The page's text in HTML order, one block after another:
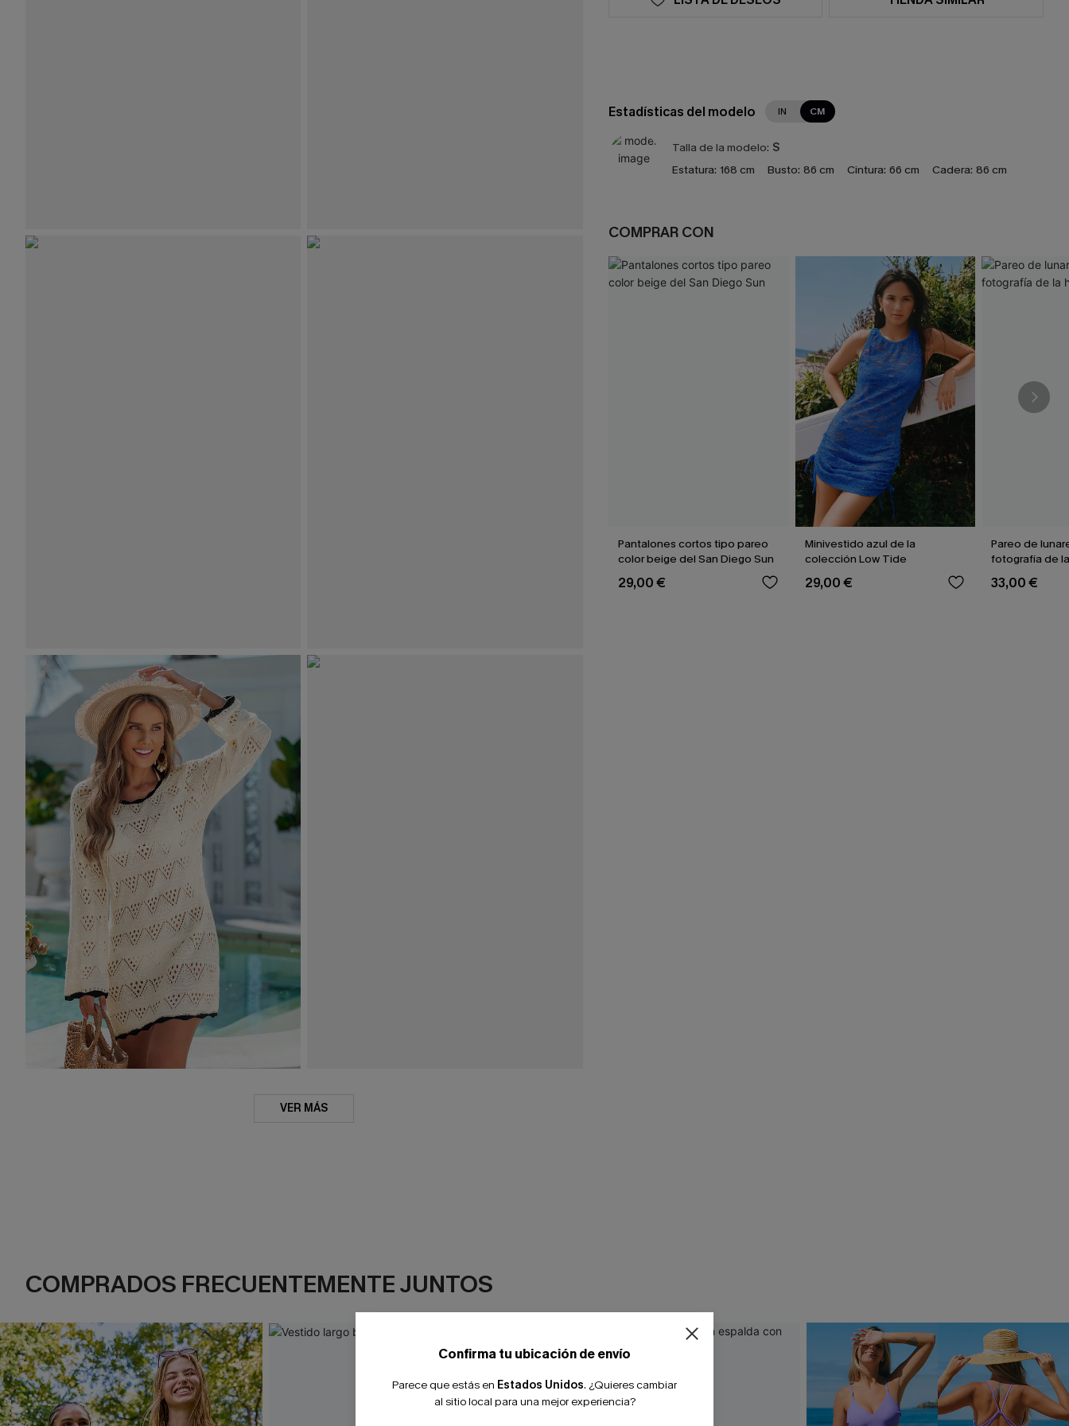
VER MÁS
Estadísticas del modelo IN CM
Talla de la modelo: S
Estatura: 168 cm Busto: 86 cm Cintura: 66 cm Cadera: 86 cm
COMPRAR CON
Pantalones cortos tipo pareo
color beige del San Diego Sun
29,00 €
Minivestido azul de la
colección Low Tide
29,00 €
Pareo de
fotografía de
33,00 €
COMPRADOS FRECUENTEMENTE JUNTOS
Confirma tu ubicación de envío
Parece que estás en Estados Unidos. ¿Quieres cambiar
al sitio local para una mejor experiencia?
-10% extra sin compra mínima